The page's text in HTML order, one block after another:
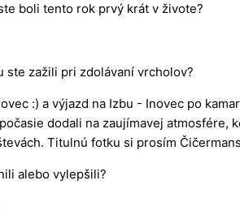
boli tento rok prvý krát v živote?
ste zažili pri zdolávaní vrcholov?
:) a výjazd na Izbu - Inovec po
dodali na zaujímavej atmosfére,
Titulnú fotku si prosím
alebo vylepšili?